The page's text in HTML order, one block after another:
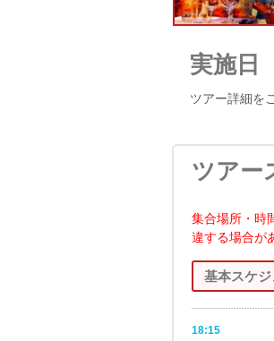
実施日
ツアー詳細を
ツアー
集合場所・時
違する場合が
基本スケ
18:15